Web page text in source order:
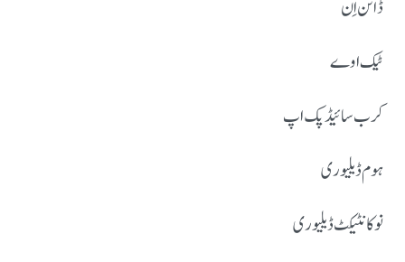
ڈائن اِن
ٹیک اوے
کرب سائیڈ پک اپ
ہوم ڈیلیوری
نو کانٹیکٹ ڈیلیوری